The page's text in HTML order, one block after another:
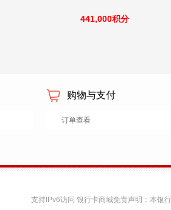
441,000积分
购物与支付
订单查看
支持IPv6访问 银行卡商城免责声明：本银